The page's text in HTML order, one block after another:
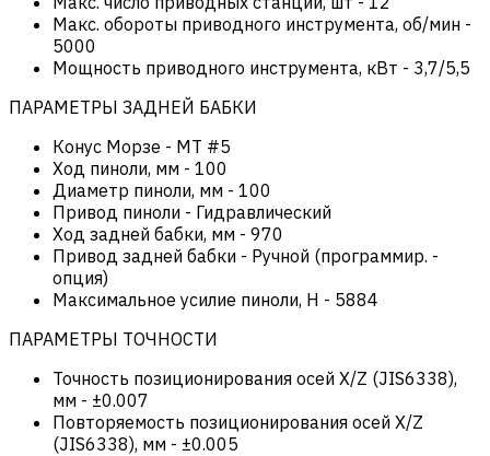
Макс. обороты приводного инструмента, об/мин -
5000
Мощность приводного инструмента, кВт - 3,7/5,5
ПАРАМЕТРЫ ЗАДНЕЙ БАБКИ
Конус Морзе - MT #5
Ход пиноли, мм - 100
Диаметр пиноли, мм - 100
Привод пиноли - Гидравлический
Ход задней бабки, мм - 970
Привод задней бабки - Ручной (программир. -
опция)
Максимальное усилие пиноли, Н - 5884
ПАРАМЕТРЫ ТОЧНОСТИ
Точность позиционирования осей X/Z (JIS6338),
мм - ±0.007
Повторяемость позиционирования осей X/Z
(JIS6338), мм - ±0.005